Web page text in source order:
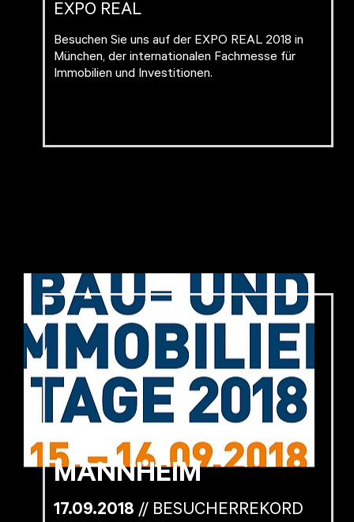
EXPO REAL
Besuchen Sie uns auf der EXPO REAL 2018 in
München, der internationalen Fachmesse für
Immobilien und Investitionen.
MANNHEIM
17.09.2018 // BESUCHERREKORD